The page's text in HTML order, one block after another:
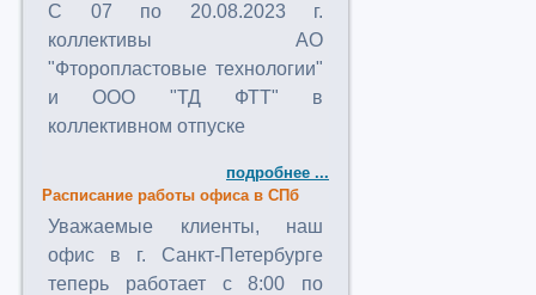
C 07 по 20.08.2023 г.
коллективы АО
"Фторопластовые технологии"
и ООО "ТД ФТТ" в
коллективном отпуске
подробнее ...
Расписание работы офиса в СПб
Уважаемые клиенты, наш
офис в г. Санкт-Петербурге
теперь работает с 8:00 по